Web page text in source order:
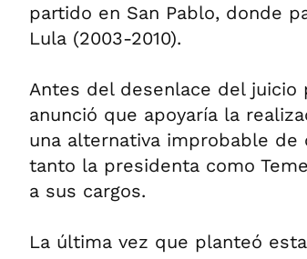
partido en San Pablo, donde
Lula (2003-2010).
Antes del desenlace del juicio
anunció que apoyaría la
una alternativa improbable
tanto la presidenta como
a sus cargos.
La última vez que planteó